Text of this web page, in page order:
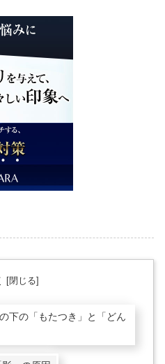
下の「もたつき」と「どん